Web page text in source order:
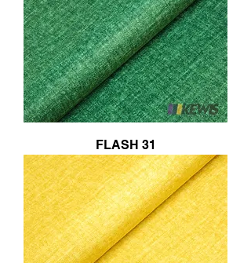
FLASH 31